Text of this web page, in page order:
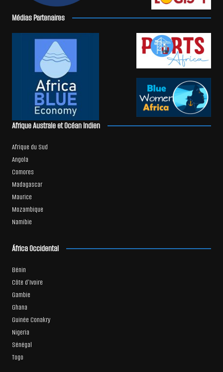
Médias Partenaires
Afrique Australe et Océan Indien
Afrique du Sud
Angola
Comores
Madagascar
Maurice
Mozambique
Namibie
África Occidental
Bénin
Côte d’Ivoire
Gambie
Ghana
Guinée Conakry
Nigeria
Sénégal
Togo